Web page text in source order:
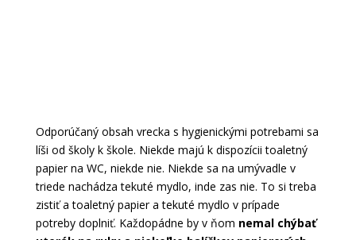
Odporúčaný obsah vrecka s hygienickými potrebami sa
líši od školy k škole. Niekde majú k dispozícii toaletný
papier na WC, niekde nie. Niekde sa na umývadle v
triede nachádza tekuté mydlo, inde zas nie. To si treba
zistiť a toaletný papier a tekuté mydlo v prípade
potreby doplniť. Každopádne by v ňom nemal chýbať